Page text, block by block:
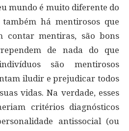
mundo é muito diferente do
há mentirosos que
contar mentiras, são bons
de nada do que
são mentirosos
iludir e prejudicar todos
vidas. Na verdade, esses
critérios diagnósticos
antissocial (ou